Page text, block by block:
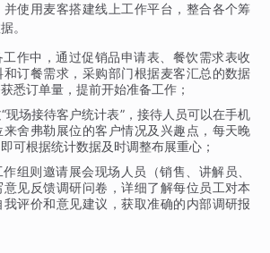
使用麦客搭建线上工作平台，整合各个筹
。
作中，通过促销品申请表、餐饮需求表收
订餐需求，采购部门根据麦客汇总的数据
悉订单量，提前开始准备工作；
现场接待客户统计表”，接待人员可以在手机
舍弗勒展位的客户情况及兴趣点，每天晚
可根据统计数据及时调整布展重心；
组则邀请展会现场人员（销售、讲解员、
见反馈调研问卷，详细了解每位员工对本
评价和意见建议，获取准确的内部调研报